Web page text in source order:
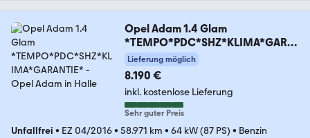
Opel Adam 1.4 Glam
*TEMPO*PDC*SHZ*KLIMA*GARA
NTIE*
Lieferung möglich
8.190 €
inkl. kostenlose Lieferung
Sehr guter Preis
Unfallfrei • EZ 04/2016• 58.971 km • 64 kW (87 PS) • Benzin